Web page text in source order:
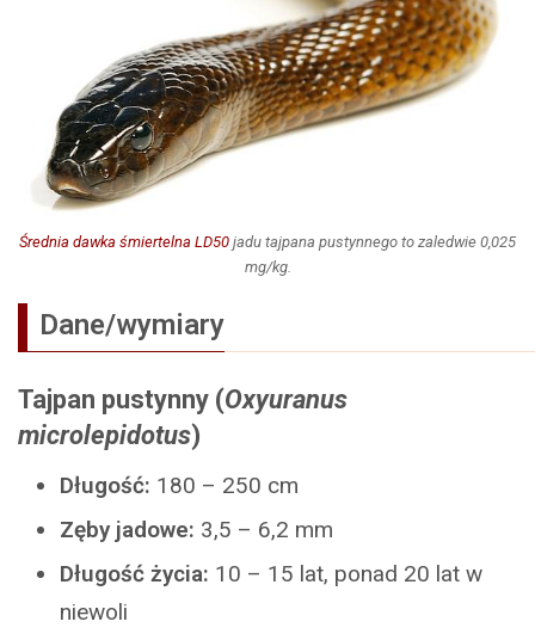
Średnia dawka śmiertelna LD50 jadu tajpana pustynnego to zaledwie 0,025
mg/kg.
Dane/wymiary
Tajpan pustynny (Oxyuranus
microlepidotus)
Długość: 180 – 250 cm
Zęby jadowe: 3,5 – 6,2 mm
Długość życia: 10 – 15 lat, ponad 20 lat w
niewoli